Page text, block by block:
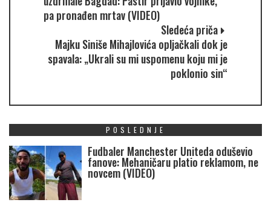
pa pronađen mrtav (VIDEO)
Sledeća priča
Majku Siniše Mihajlovića opljačkali dok je
spavala: „Ukrali su mi uspomenu koju mi je
poklonio sin“
POSLEDNJE
Fudbaler Manchester Uniteda oduševio
fanove: Mehaničaru platio reklamom, ne
novcem (VIDEO)